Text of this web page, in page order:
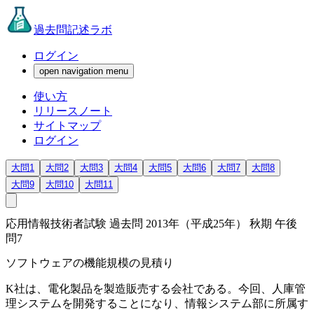
過去問記述ラボ
ログイン
open navigation menu
使い方
リリースノート
サイトマップ
ログイン
大問1 大問2 大問3 大問4 大問5 大問6 大問7
大問8
大問9
大問10 大問11
応用情報技術者試験 過去問 2013年（平成25年） 秋期 午後
問7
ソフトウェアの機能規模の見積り
K社は、電化製品を製造販売する会社である。今回、人庫管
理システムを開発することになり、情報システム部に所属す